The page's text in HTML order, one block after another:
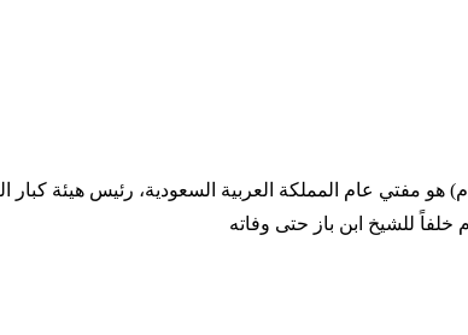
الشيخ عبد العزيز بن عبد الله آل الشيخ (1943 - 2025م) هو مفتي عام المملكة